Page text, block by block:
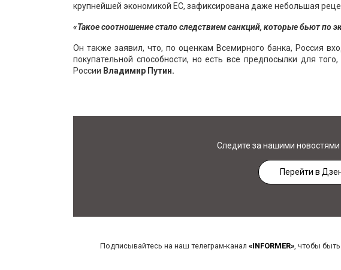
крупнейшей экономикой ЕС, зафиксирована даже небольшая
«Такое соотношение стало следствием санкций, которые бьют по
Он также заявил, что, по оценкам Всемирного банка, Россия
покупательной способности, но есть все предпосылки для
России Владимир Путин.
Следите за нашими
Перейти в
Подписывайтесь на наш телеграм-канал «INFORMER», чтобы быть